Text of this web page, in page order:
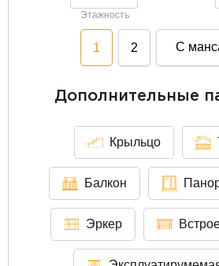
Этажность
1 2 С
Дополнительные
Крыльцо
Балкон
Эркер